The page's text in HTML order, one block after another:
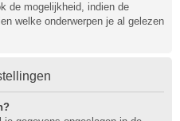
de mogelijkheid, indien de
welke onderwerpen je al gelezen